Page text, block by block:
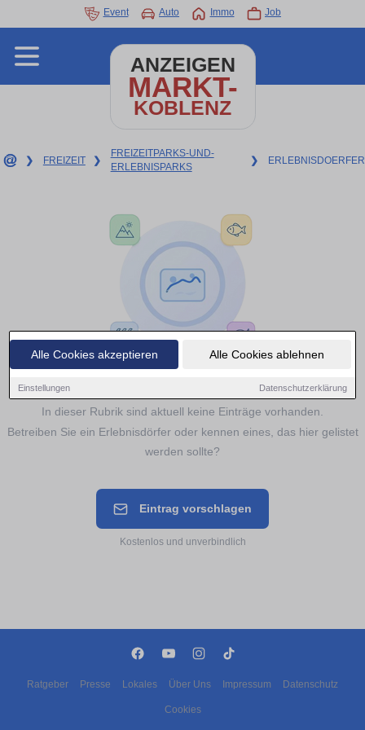
Alle Cookies akzeptieren Alle Cookies ablehnen
Einstellungen Datenschutzerklärung
Event Auto Immo Job
ANZEIGEN
MARKT-
KOBLENZ
❯ FREIZEIT ❯
FREIZEITPARKS-UND-
ERLEBNISPARKS
❯ ERLEBNISDOERFER
In dieser Rubrik sind aktuell keine Einträge vorhanden.
Betreiben Sie ein Erlebnisdörfer oder kennen eines, das hier gelistet
werden sollte?
Eintrag vorschlagen
Kostenlos und unverbindlich
Ratgeber Presse Lokales Über Uns Impressum Datenschutz
Cookies